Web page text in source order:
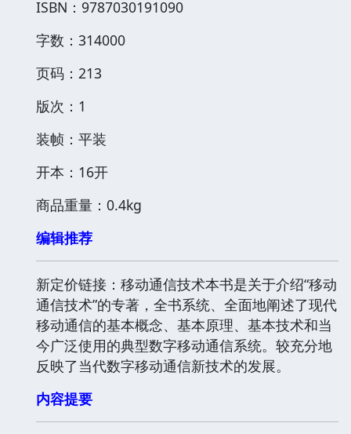
ISBN：9787030191090
字数：314000
页码：213
版次：1
装帧：平装
开本：16开
商品重量：0.4kg
编辑推荐
新定价链接：移动通信技术本书是关于介绍“移动
通信技术”的专著，全书系统、全面地阐述了现代
移动通信的基本概念、基本原理、基本技术和当
今广泛使用的典型数字移动通信系统。较充分地
反映了当代数字移动通信新技术的发展。
内容提要